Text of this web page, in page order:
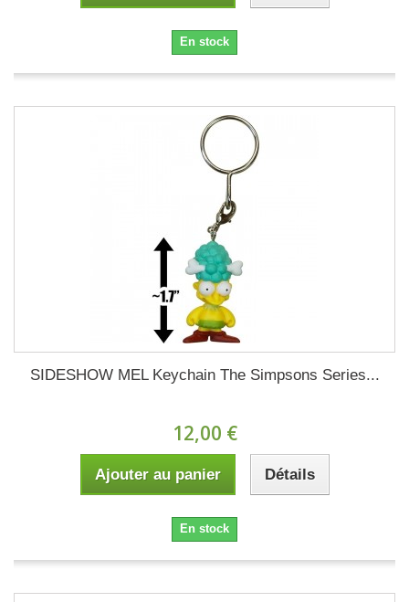
En stock
SIDESHOW MEL Keychain The Simpsons Series...
12,00 €
Ajouter au panier Détails
En stock